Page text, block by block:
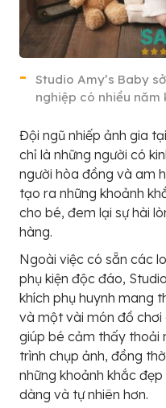
Studio Amy’s Baby
nghiệp có nhiều năm
Đội ngũ nhiếp ảnh gia
chỉ là những người có
người hòa đồng và am
tạo ra những khoảnh
cho bé, đem lại sự hài
hàng.
Ngoài việc có sẵn các
phụ kiện độc đáo,
khích phụ huynh mang
và một vài món đồ
giúp bé cảm thấy thoải
trình chụp ảnh, đồng
những khoảnh khắc
dàng và tự nhiên hơn.